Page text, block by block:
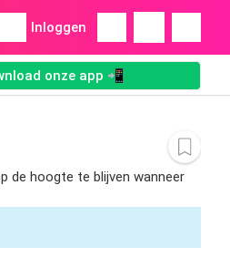
Inloggen
onze app 📲
de hoogte te blijven wanneer